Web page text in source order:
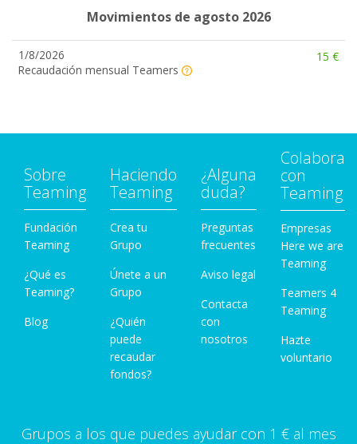
Movimientos de agosto 2026
1/8/2026
Recaudación mensual Teamers
15 €
Sobre
Teaming
Fundación
Teaming
¿Qué es
Teaming?
Blog
Haciendo
Teaming
Crea tu
Grupo
Únete a un
Grupo
¿Quién
puede
recaudar
fondos?
¿Alguna
duda?
Preguntas
frecuentes
Aviso legal
Contacta
con
nosotros
Colabora
con
Teaming
Empresas
Here we are
Teaming
Teamers 4
Teaming
Hazte
voluntario
Grupos a los que puedes ayudar con 1 € al mes